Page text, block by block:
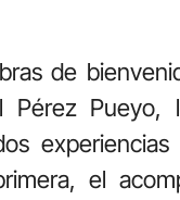
de
Pérez Pueyo,
experiencias
el